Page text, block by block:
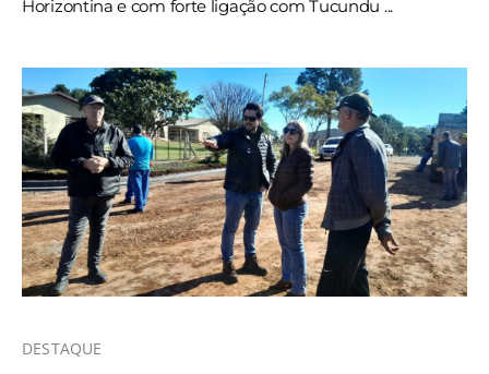
Horizontina e com forte ligação com Tucundu ...
DESTAQUE